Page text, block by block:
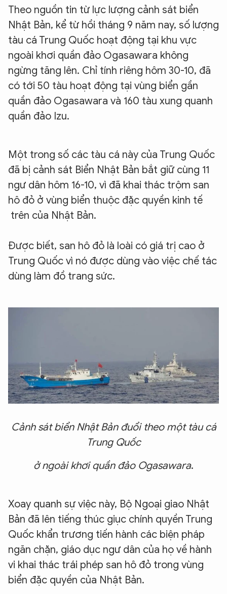
Theo nguồn tin từ lực lượng cảnh sát biển
Nhật Bản, kể từ hồi tháng 9 năm nay, số lượng
tàu cá Trung Quốc hoạt động tại khu vực
ngoài khơi quần đảo Ogasawara không
ngừng tăng lên. Chỉ tính riêng hôm 30-10, đã
có tới 50 tàu hoạt động tại vùng biển gần
quần đảo Ogasawara và 160 tàu xung quanh
quần đảo Izu.
Một trong số các tàu cá này của Trung Quốc
đã bị cảnh sát Biển Nhật Bản bắt giữ cùng 11
ngư dân hôm 16-10, vì đã khai thác trộm san
hô đỏ ở vùng biển thuộc đặc quyền kinh tế
trên của Nhật Bản.
Được biết, san hô đỏ là loài có giá trị cao ở
Trung Quốc vì nó được dùng vào việc chế tác
dùng làm đồ trang sức.
Cảnh sát biển Nhật Bản đuổi theo một tàu cá
Trung Quốc
ở ngoài khơi quần đảo Ogasawara.
Xoay quanh sự việc này, Bộ Ngoại giao Nhật
Bản đã lên tiếng thúc giục chính quyền Trung
Quốc khẩn trương tiến hành các biện pháp
ngăn chặn, giáo dục ngư dân của họ về hành
vi khai thác trái phép san hô đỏ trong vùng
biển đặc quyền của Nhật Bản.